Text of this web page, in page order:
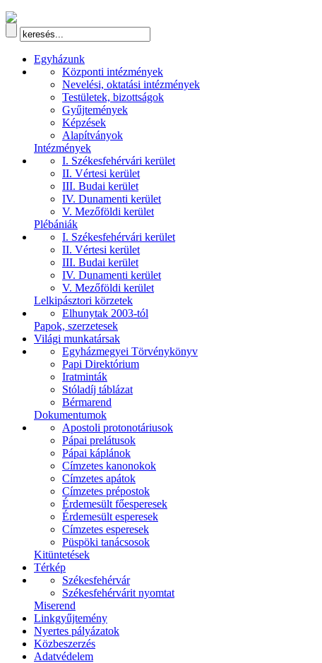
Egyházunk
Központi intézmények
Nevelési, oktatási intézmények
Testületek, bizottságok
Gyűjtemények
Képzések
Alapítványok
Intézmények
I. Székesfehérvári kerület
II. Vértesi kerület
III. Budai kerület
IV. Dunamenti kerület
V. Mezőföldi kerület
Plébániák
I. Székesfehérvári kerület
II. Vértesi kerület
III. Budai kerület
IV. Dunamenti kerület
V. Mezőföldi kerület
Lelkipásztori körzetek
Elhunytak 2003-tól
Papok, szerzetesek
Világi munkatársak
Egyházmegyei Törvénykönyv
Papi Direktórium
Iratminták
Stóladíj táblázat
Bérmarend
Dokumentumok
Apostoli protonotáriusok
Pápai prelátusok
Pápai káplánok
Címzetes kanonokok
Címzetes apátok
Címzetes prépostok
Érdemesült főesperesek
Érdemesült esperesek
Címzetes esperesek
Püspöki tanácsosok
Kitüntetések
Térkép
Székesfehérvár
Székesfehérvárit nyomtat
Miserend
Linkgyűjtemény
Nyertes pályázatok
Közbeszerzés
Adatvédelem